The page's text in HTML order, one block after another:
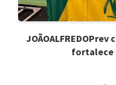
fortalece